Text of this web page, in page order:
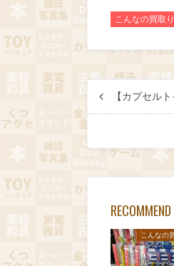
こんなの買取
【カプセル
RECOMMEND
こんなの